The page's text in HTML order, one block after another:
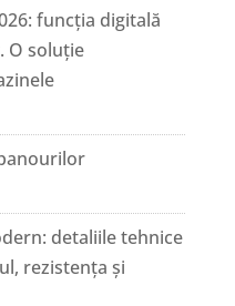
funcția digitală
O soluție
detaliile tehnice
rezistența și